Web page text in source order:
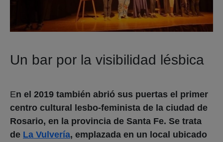
Un bar por la visibilidad lésbica
En el 2019 también abrió sus puertas el primer
centro cultural lesbo-feminista de la ciudad de
Rosario, en la provincia de Santa Fe. Se trata
de La Vulvería, emplazada en un local ubicado